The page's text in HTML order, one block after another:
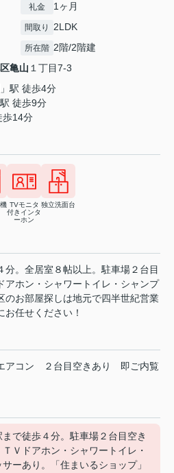
礼金 1ヶ月
間取り 2LDK
所在階 2階/2階建
亀山 １丁目7-3
」駅 徒歩4分
駅 徒歩9分
歩14分
TVモニタ
付きインタ
ーホン
独立洗面台
分。全居室８帖以上。駐車場２台目
アホン・シャワートイレ・シャンプ
のお部屋探しは地元で四半世紀営業
任せください！
アコン ２台目空きあり
即ご内覧
まで徒歩４分。駐車場２台目空き
Ｖドアホン・シャワートイレ・
ーあり。「住まいるショップ」